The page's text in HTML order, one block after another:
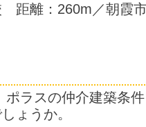
距離：260m／朝霞
ラスの仲介建築条件
ょうか。